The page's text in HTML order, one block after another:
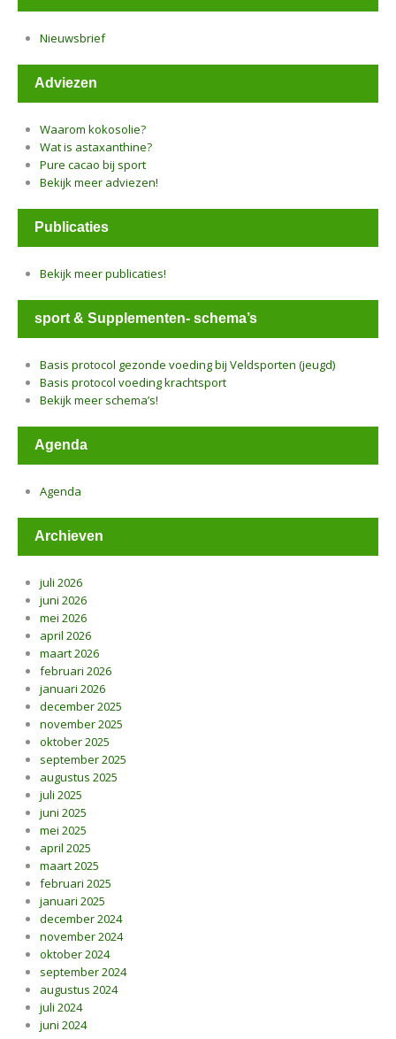
Nieuwsbrief
Adviezen
Waarom kokosolie?
Wat is astaxanthine?
Pure cacao bij sport
Bekijk meer adviezen!
Publicaties
Bekijk meer publicaties!
sport & Supplementen- schema’s
Basis protocol gezonde voeding bij Veldsporten (jeugd)
Basis protocol voeding krachtsport
Bekijk meer schema’s!
Agenda
Agenda
Archieven
juli 2026
juni 2026
mei 2026
april 2026
maart 2026
februari 2026
januari 2026
december 2025
november 2025
oktober 2025
september 2025
augustus 2025
juli 2025
juni 2025
mei 2025
april 2025
maart 2025
februari 2025
januari 2025
december 2024
november 2024
oktober 2024
september 2024
augustus 2024
juli 2024
juni 2024